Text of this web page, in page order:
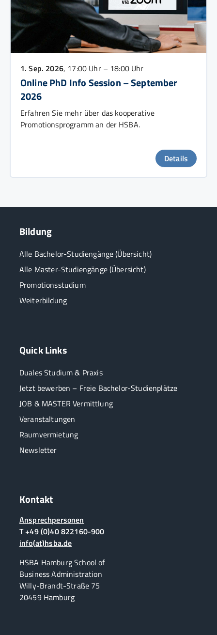
1. Sep. 2026, 17:00 Uhr – 18:00 Uhr
Online PhD Info Session – September
2026
Erfahren Sie mehr über das kooperative
Promotionsprogramm an der HSBA.
Details
Bildung
Alle Bachelor-Studiengänge (Übersicht)
Alle Master-Studiengänge (Übersicht)
Promotionsstudium
Weiterbildung
Quick Links
Duales Studium & Praxis
Jetzt bewerben – Freie Bachelor-Studienplätze
JOB & MASTER Vermittlung
Veranstaltungen
Raumvermietung
Newsletter
Kontakt
Ansprechpersonen
T +49 (0)40 822160-900
info(at)hsba.de
HSBA Hamburg School of
Business Administration
Willy-Brandt-Straße 75
20459 Hamburg